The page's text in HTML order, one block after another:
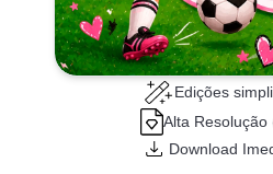
Edições
Alta Resolução
Download